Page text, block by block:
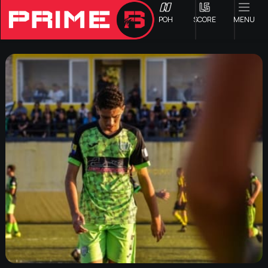
ΡΟΗ SCORE MENU
ΟΦΗ
Γ ΕΘΝΙΚΗ
Α2 ΕΠΣΗ
Β1 ΕΠΣΗ
Β2 ΕΠΣΗ